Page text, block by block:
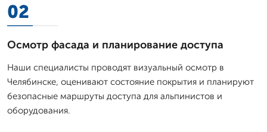
02
Осмотр фасада и планирование доступа
Наши специалисты проводят визуальный осмотр в
Челябинске, оценивают состояние покрытия и планируют
безопасные маршруты доступа для альпинистов и
оборудования.